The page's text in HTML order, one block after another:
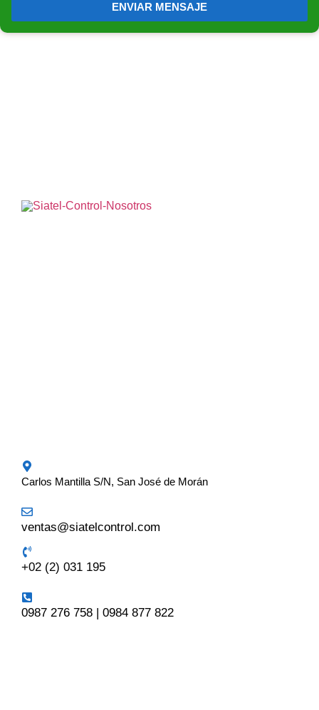
ENVIAR MENSAJE
Carlos Mantilla S/N, San José de Morán
ventas@siatelcontrol.com
+02 (2) 031 195
0987 276 758 | 0984 877 822